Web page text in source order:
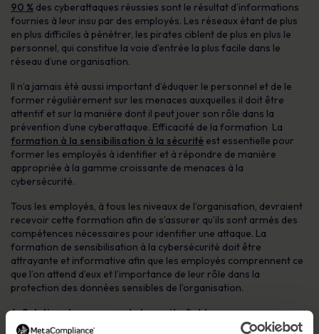
90 % des cyberattaques réussies sont le résultat d’informations
fournies à leur insu par des employés. Les réseaux étant de plus
en plus difficiles à pénétrer, les pirates ciblent de plus en plus le
personnel, qui constitue la voie d’entrée la plus facile dans le
réseau d’une organisation.
Il n’a jamais été aussi important d’éduquer le personnel et de le
former régulièrement sur les menaces auxquelles il doit être
attentif et sur la manière dont il peut jouer son rôle dans la
prévention d’une cyberattaque. Efficacité de la formation La
formation à la sensibilisation à la sécurité est essentielle pour
former les employés à identifier et à répondre de manière
appropriée à la gamme croissante de menaces à la
cybersécurité.
Tous les employés, à tous les niveaux de l’organisation, devraient
recevoir cette formation afin de s’assurer qu’ils sont armés des
compétences nécessaires pour identifier une attaque. La
formation de sensibilisation à la cybersécurité doit être
attrayante et informative afin que les employés comprennent ce
que l’on attend d’eux et l’importance de leur rôle dans la
protection des données sensibles de l’organisation.
4. Solution de sauvegarde hors site fiable